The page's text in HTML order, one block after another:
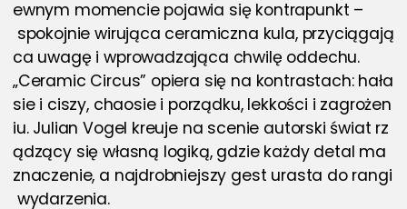
ewnym momencie pojawia się kontrapunkt –
spokojnie wirująca ceramiczna kula, przyciągają
ca uwagę i wprowadzająca chwilę oddechu.
„Ceramic Circus” opiera się na kontrastach: hała
sie i ciszy, chaosie i porządku, lekkości i zagrożen
iu. Julian Vogel kreuje na scenie autorski świat rz
ądzący się własną logiką, gdzie każdy detal ma
znaczenie, a najdrobniejszy gest urasta do rangi
wydarzenia.